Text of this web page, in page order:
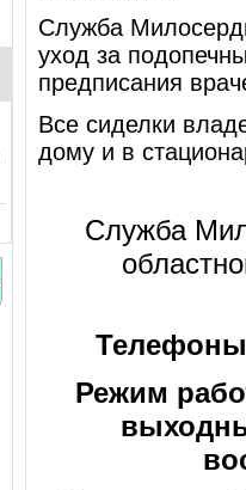
Служба
уход за
предписания
Все сиделки
дому и в
Служба
Режим